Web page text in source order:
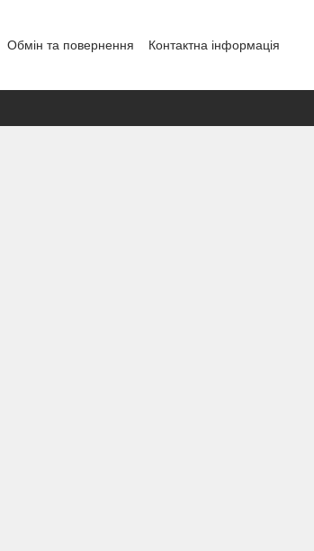
Обмін та повернення
Контактна інформація